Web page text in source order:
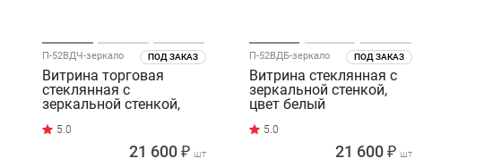
ПОД ЗАКАЗ
П-52ВДЧ-зеркало
Витрина торговая
стеклянная с
зеркальной стенкой,
21 600 ₽ шт
ПОД ЗАКАЗ
П-52ВДБ-зеркало
Витрина стеклянная с
зеркальной стенкой,
цвет белый
21 600 ₽ шт